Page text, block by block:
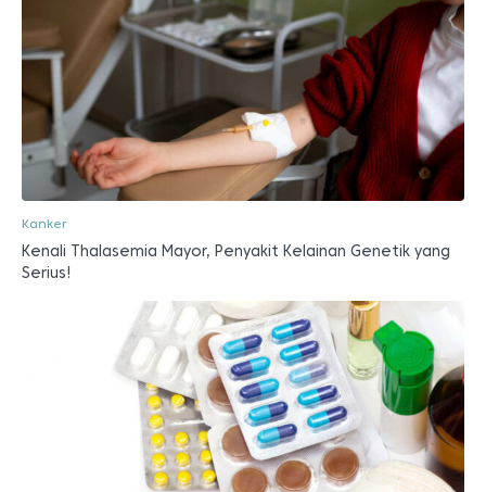
Kanker
Kenali Thalasemia Mayor, Penyakit Kelainan Genetik yang
Serius!